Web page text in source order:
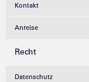
Kontakt
Anreise
Recht
Datenschutz